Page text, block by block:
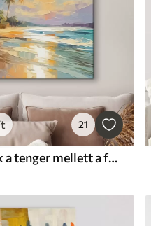
21
Képek Pálmafák a tenger mellett a festészet utánzata